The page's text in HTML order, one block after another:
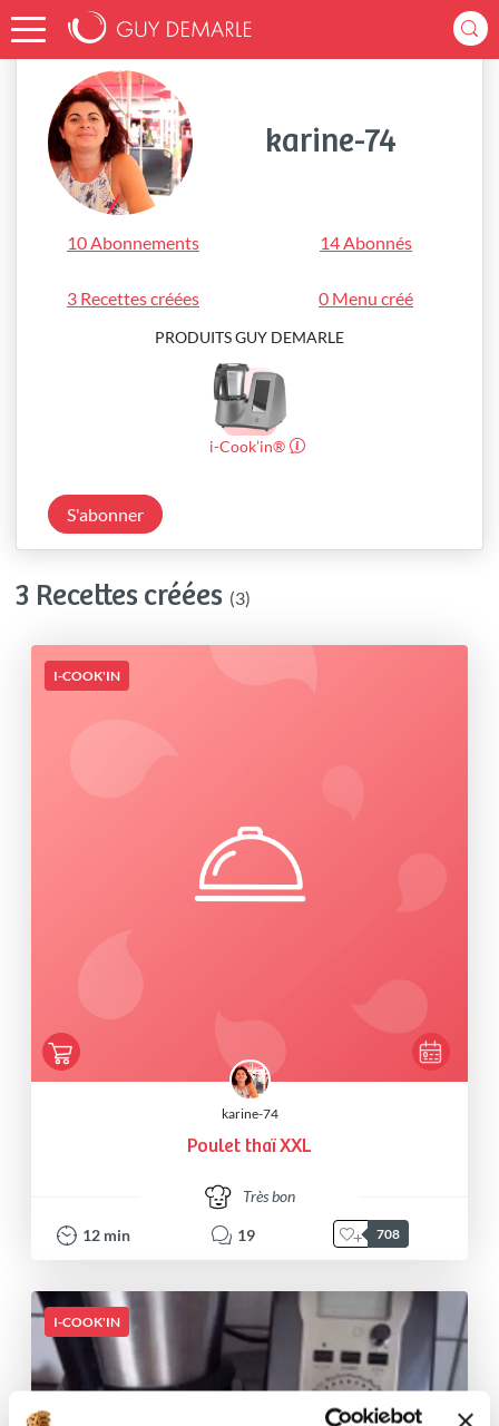
Accueil karine-74
karine-74
10 Abonnements 14 Abonnés
3 Recettes créées 0 Menu créé
PRODUITS GUY DEMARLE
i-Cook’in®
S'abonner
3 Recettes créées (3)
I-COOK'IN
karine-74
Poulet thaï XXL
Très bon
12 min 19 708
I-COOK'IN